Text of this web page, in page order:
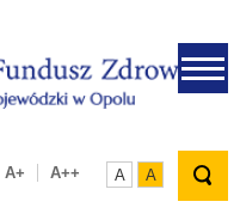
A+ A++ A A